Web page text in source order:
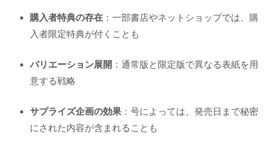
購入者特典の存在 ：一部書店やネットショップでは、購
入者限定特典が付くことも
バリエーション展開 ：通常版と限定版で異なる表紙を用
意する戦略
サプライズ企画の効果 ：号によっては、発売日まで秘密
にされた内容が含まれることも